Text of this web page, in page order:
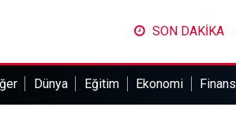
SON DAKİKA
Dünya Eğitim Ekonomi Finans